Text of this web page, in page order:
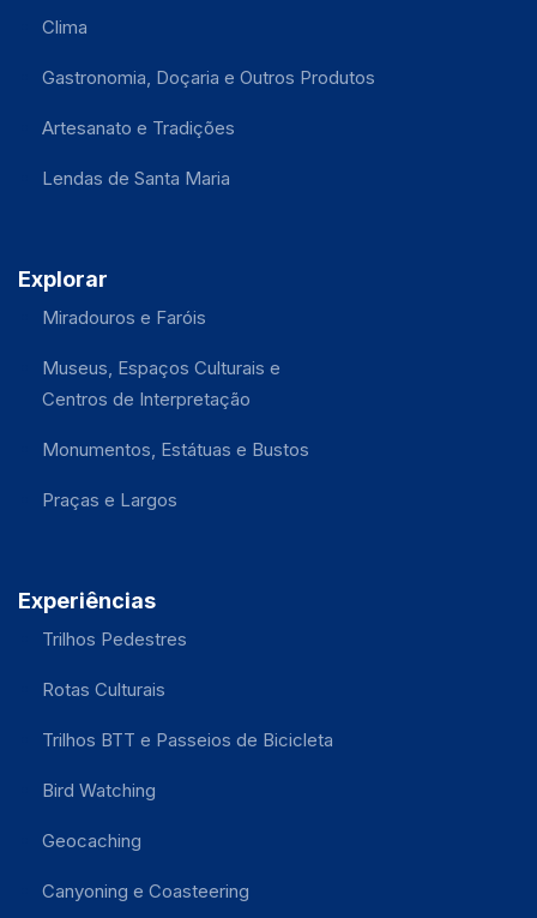
Clima
Gastronomia, Doçaria e Outros Produtos
Artesanato e Tradições
Lendas de Santa Maria
Explorar
Miradouros e Faróis
Museus, Espaços Culturais e
Centros de Interpretação
Monumentos, Estátuas e Bustos
Praças e Largos
Experiências
Trilhos Pedestres
Rotas Culturais
Trilhos BTT e Passeios de Bicicleta
Bird Watching
Geocaching
Canyoning e Coasteering